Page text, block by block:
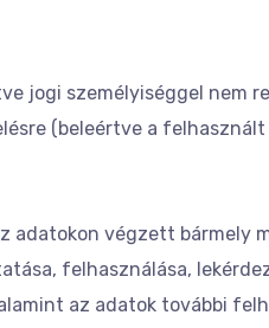
jogi személyiséggel nem
(beleértve a
végzett bármely
felhasználása,
az adatok további